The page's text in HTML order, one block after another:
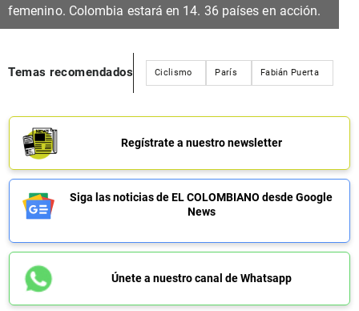
femenino. Colombia estará en 14. 36 países en acción.
Temas recomendados Ciclismo París Fabián Puerta
Regístrate a nuestro newsletter
Siga las noticias de EL COLOMBIANO desde Google
News
Únete a nuestro canal de Whatsapp